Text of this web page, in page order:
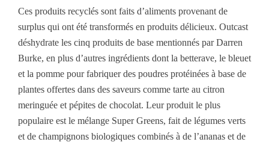
Ces produits recyclés sont faits d’aliments provenant de
surplus qui ont été transformés en produits délicieux. Outcast
déshydrate les cinq produits de base mentionnés par Darren
Burke, en plus d’autres ingrédients dont la betterave, le bleuet
et la pomme pour fabriquer des poudres protéinées à base de
plantes offertes dans des saveurs comme tarte au citron
meringuée et pépites de chocolat. Leur produit le plus
populaire est le mélange Super Greens, fait de légumes verts
et de champignons biologiques combinés à de l’ananas et de